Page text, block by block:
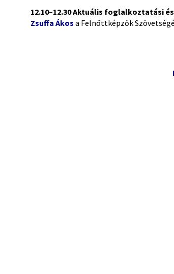
12.10–12.30Aktuális foglalkoztatási
Zsuffa Ákos a Felnőttképzők